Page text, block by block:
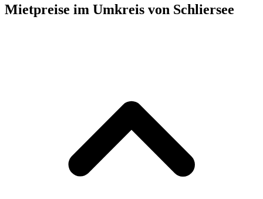
Mietpreise im Umkreis von Schliersee